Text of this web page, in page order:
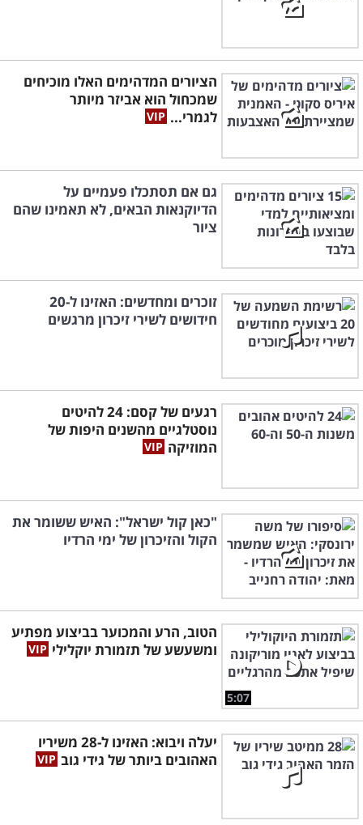
הציורים המדהימים האלו מוכיחים
שמכחול הוא אביזר מיותר
לגמרי...
גם אם תסתכלו פעמיים על
הדיוקנאות הבאים, לא תאמינו שהם
ציור
זוכרים ומחדשים: האזינו ל-20
חידושים לשירי זיכרון מרגשים
רגעים של קסם: 24 להיטים
נוסטלגיים מהשנים היפות של
המוזיקה
"כאן קול ישראל": האיש ששומר את
הקול והזיכרון של ימי הרדיו
5:07
הטוב, הרע והמכוער בביצוע מפתיע
ומשעשע של תזמורת יוקלילי
יעלה ויבוא: האזינו ל-28 משיריו
האהובים ביותר של גידי גוב